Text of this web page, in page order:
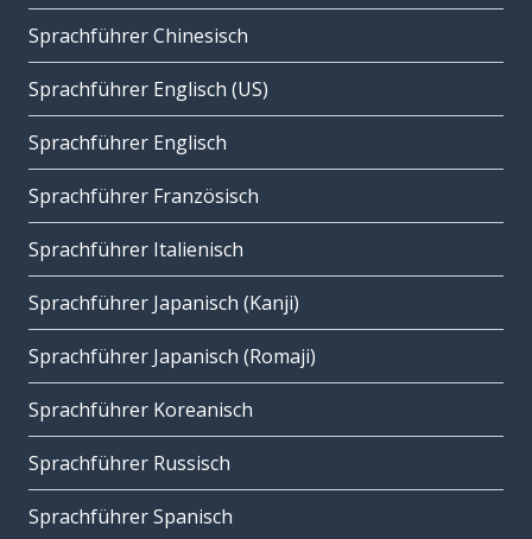
Sprachführer Chinesisch
Sprachführer Englisch (US)
Sprachführer Englisch
Sprachführer Französisch
Sprachführer Italienisch
Sprachführer Japanisch (Kanji)
Sprachführer Japanisch (Romaji)
Sprachführer Koreanisch
Sprachführer Russisch
Sprachführer Spanisch